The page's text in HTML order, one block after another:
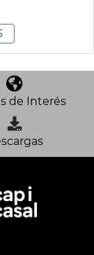
de Interés